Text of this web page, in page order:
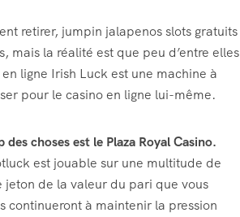
retirer, jumpin jalapenos slots gratuits
mais la réalité est que peu d’entre elles
ligne Irish Luck est une machine à
pour le casino en ligne lui-même.
choses est le Plaza Royal Casino.
est jouable sur une multitude de
jeton de la valeur du pari que vous
continueront à maintenir la pression